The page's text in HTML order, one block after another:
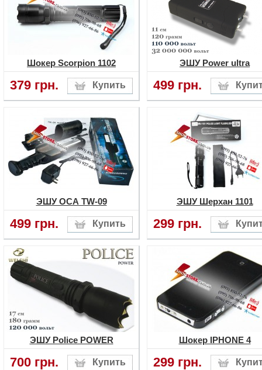
Шокер Scorpion 1102
379 грн.
ЭШУ Power ultra
499 грн.
ЭШУ ОСА TW-09
499 грн.
ЭШУ Шерхан 1101
299 грн.
ЭШУ Police POWER
700 грн.
Шокер IPHONE 4
299 грн.